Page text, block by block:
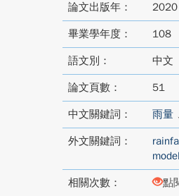
論文出版年： 2020
畢業學年度： 108
語文別： 中文
論文頁數： 51
中文關鍵詞： 雨量
外文關鍵詞：
model
相關次數： 點